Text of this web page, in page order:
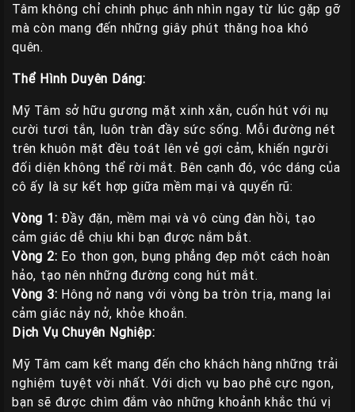
HƯỚNG
DẪN
HUẾ
Liên
Hệ
Group
Gái
Huế
Tâm không chỉ chinh phục ánh nhìn ngay từ lúc gặp gỡ
mà còn mang đến những giây phút thăng hoa khó
quên.
Thể Hình Duyên Dáng:
Mỹ Tâm sở hữu gương mặt xinh xắn, cuốn hút với nụ
cười tươi tắn, luôn tràn đầy sức sống. Mỗi đường nét
trên khuôn mặt đều toát lên vẻ gợi cảm, khiến người
đối diện không thể rời mắt. Bên cạnh đó, vóc dáng của
cô ấy là sự kết hợp giữa mềm mại và quyến rũ:
Vòng 1: Đầy đặn, mềm mại và vô cùng đàn hồi, tạo
cảm giác dễ chịu khi bạn được nắm bắt.
Vòng 2: Eo thon gọn, bụng phẳng đẹp một cách hoàn
hảo, tạo nên những đường cong hút mắt.
Vòng 3: Hông nở nang với vòng ba tròn trịa, mang lại
cảm giác nảy nở, khỏe khoắn.
Dịch Vụ Chuyên Nghiệp:
Mỹ Tâm cam kết mang đến cho khách hàng những trải
nghiệm tuyệt vời nhất. Với dịch vụ bao phê cực ngon,
bạn sẽ được chìm đắm vào những khoảnh khắc thú vị